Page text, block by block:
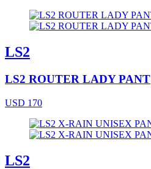
LS2
LS2 ROUTER LADY PANT
USD 170
LS2